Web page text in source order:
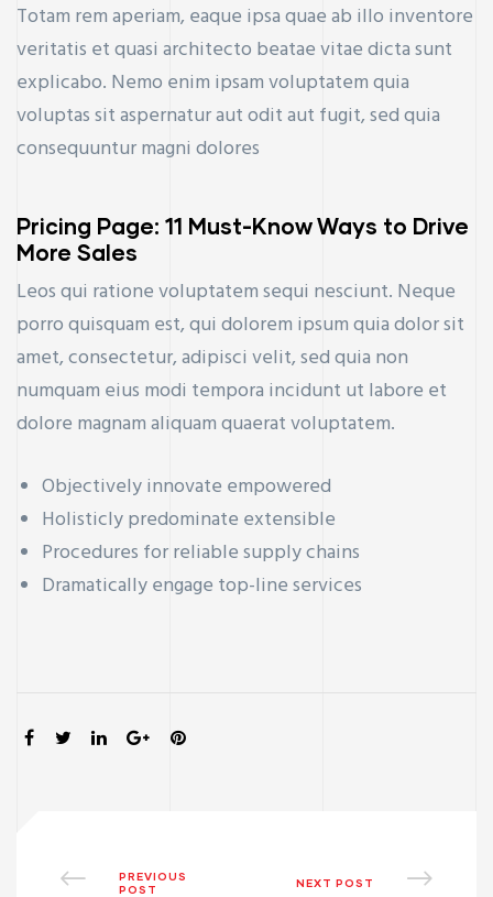
Totam rem aperiam, eaque ipsa quae ab illo inventore
veritatis et quasi architecto beatae vitae dicta sunt
explicabo. Nemo enim ipsam voluptatem quia
voluptas sit aspernatur aut odit aut fugit, sed quia
consequuntur magni dolores
Pricing Page: 11 Must-Know Ways to Drive
More Sales
Leos qui ratione voluptatem sequi nesciunt. Neque
porro quisquam est, qui dolorem ipsum quia dolor sit
amet, consectetur, adipisci velit, sed quia non
numquam eius modi tempora incidunt ut labore et
dolore magnam aliquam quaerat voluptatem.
Objectively innovate empowered
Holisticly predominate extensible
Procedures for reliable supply chains
Dramatically engage top-line services
SHARE:
PREVIOUS
POST
NEXT POST